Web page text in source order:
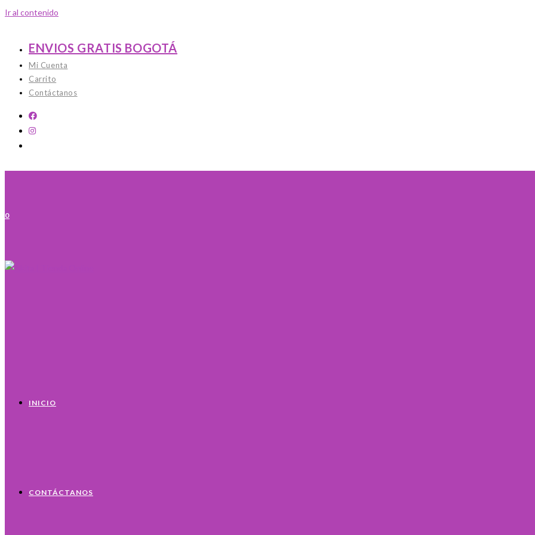
Ir al contenido
ENVIOS GRATIS BOGOTÁ
Mi Cuenta
Carrito
Contáctanos
0
INICIO
CONTÁCTANOS